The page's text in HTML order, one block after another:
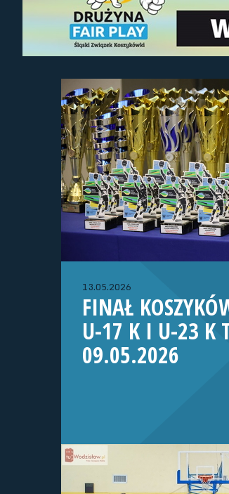
13.05.2026
FINAŁ
U-17 K I U-23 K
09.05.2026